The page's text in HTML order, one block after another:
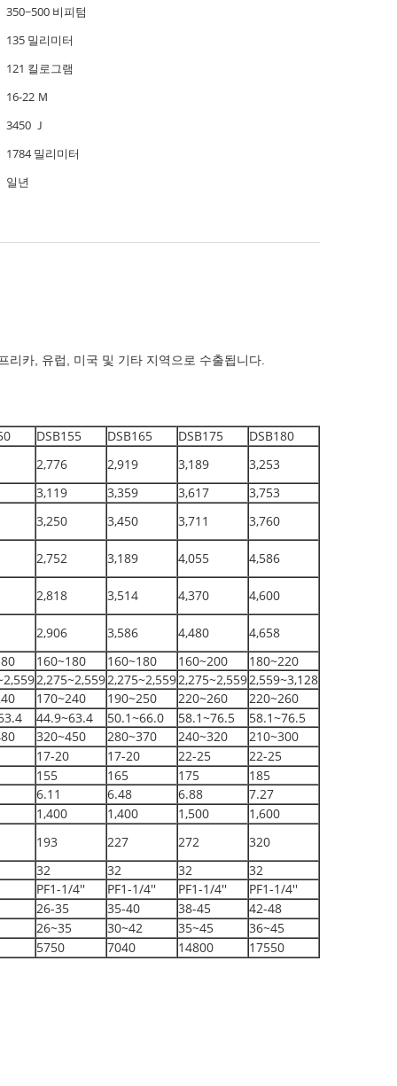
350~500 비피텀
135 밀리미터
121 킬로그램
16-22 Ｍ
3450 Ｊ
1784 밀리미터
일년
카, 유럽, 미국 및 기타 지역으로 수출됩니다.
DSB155 DSB165 DSB175 DSB180
2,776 2,919 3,189
3,253
3,119 3,359 3,617
3,753
3,250 3,450 3,711 3,760
2,752 3,189 4,055 4,586
2,818 3,514 4,370
4,600
2,906 3,586 4,480 4,658
160~180 160~180 160~200
180~220
2,275~2,5592,275~2,5592,275~2,5592,559~3,128
170~240 190~250 220~260
220~260
44.9~63.4 50.1~66.0 58.1~76.5
58.1~76.5
320~450 280~370 240~320
210~300
17-20 17-20 22-25
22-25
155 165 175
185
6.11 6.48 6.88
7.27
1,400 1,400 1,500
1,600
193 227 272 320
32 32 32
32
PF1-1/4'' PF1-1/4'' PF1-1/4''
PF1-1/4''
26-35 35-40 38-45
42-48
26~35 30~42 35~45
36~45
5750 7040 14800 17550